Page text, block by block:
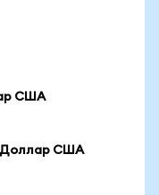
США
Доллар США